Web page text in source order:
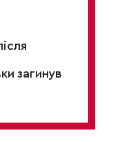
загинув